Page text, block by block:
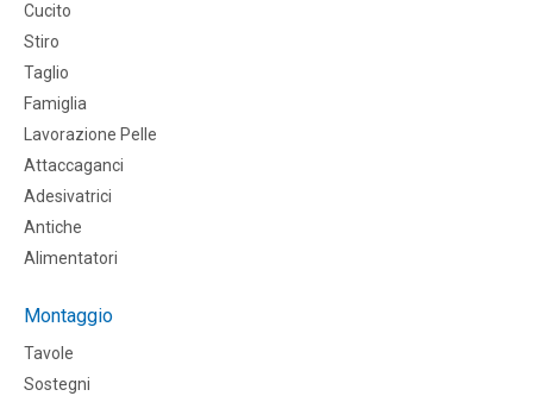
Cucito
Stiro
Taglio
Famiglia
Lavorazione Pelle
Attaccaganci
Adesivatrici
Antiche
Alimentatori
Montaggio
Tavole
Sostegni